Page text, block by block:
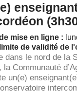
mise en ligne :
de validité de
dans le nord de la
la Communauté
un(e)